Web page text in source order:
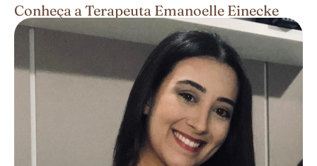
Conheça a Terapeuta Emanoelle Einecke